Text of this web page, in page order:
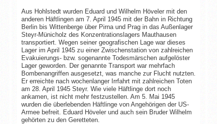
Aus Hohlstedt wurden Eduard und Wilhelm Höveler mit den
anderen Häftlingen am 7. April 1945 mit der Bahn in Richtung
Berlin bis Wittenberge über Pirna und Prag in das Außenlager
Steyr-Münicholz des Konzentrationslagers Mauthausen
transportiert. Wegen seiner geografischen Lage war dieses
Lager im April 1945 zu einer Zwischenstation von zahlreichen
Evakuierungs- bzw. sogenannte Todesmärschen aufgelöster
Lager geworden. Der genannte Transport war mehrfach
Bombenangriffen ausgesetzt, was manche zur Flucht nutzten.
Er erreichte nach wochenlanger Irrfahrt mit zahlreichen Toten
am 28. April 1945 Steyr. Wie viele Häftlinge dort noch
ankamen, ist nicht mehr festzustellen. Am 5. Mai 1945
wurden die überlebenden Häftlinge von Angehörigen der US-
Armee befreit. Eduard Höveler und auch sein Bruder Wilhelm
gehörten zu den Geretteten.